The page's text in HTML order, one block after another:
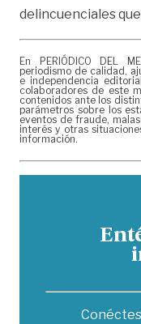
delincuenciales
En PERIÓDICO DEL
periodismo de calidad,
e independencia
colaboradores de este
contenidos ante los
parámetros sobre los
eventos de fraude,
interés y otras
información.